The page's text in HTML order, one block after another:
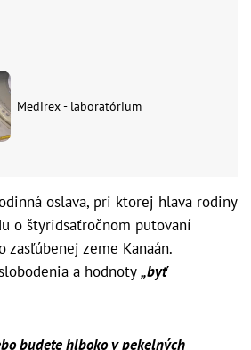
Medirex - laboratórium
oslava, pri ktorej hlava rodiny
o štyridsaťročnom putovaní
zasľúbenej zeme Kanaán.
a hodnoty„byť
budete hlboko v pekelných